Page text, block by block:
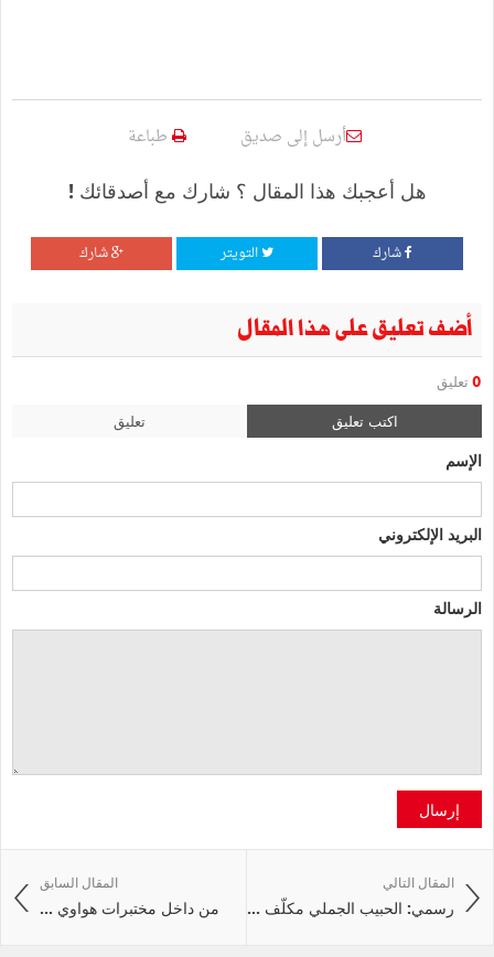
أرسل إلى صديق طباعة
هل أعجبك هذا المقال ؟ شارك مع أصدقائك !
شارك التويتر شارك
أضف تعليق على هذا المقال
0 تعليق
اكتب تعليق تعليق
الإسم
البريد الإلكتروني
الرسالة
إرسال
المقال السابق
من داخل مختبرات هواوي ...
المقال التالي
رسمي: الحبيب الجملي مكلّف ...